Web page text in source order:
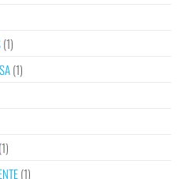
(1)
(1)
(1)
(1)